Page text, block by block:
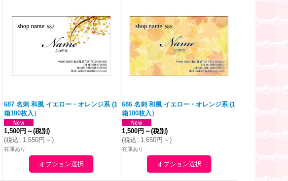
687 名刺 和風 イエロー・オレンジ系 (1
箱100枚入）
1,500円 ～(税別)
(税込: 1,650円 ～)
在庫あり
686 名刺 和風 イエロー・オレンジ系 (1
箱100枚入）
1,500円 ～(税別)
(税込: 1,650円 ～)
在庫あり